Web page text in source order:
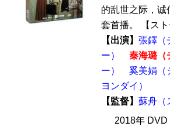
的乱世之际，
套首播。 【ス
【出演】 張鐸（
ー）
秦海璐（
ー）
奚美娟（
ヨンダイ）
【監督】 蘇舟（
2018年